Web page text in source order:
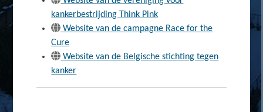
kankerbestrijding Think Pink
Website van de campagne Race for the
Cure
Website van de Belgische stichting tegen
kanker